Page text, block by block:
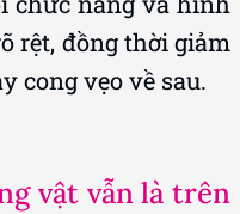
rệt, đồng thời giảm
cong vẹo về sau.
vật vẫn là trên